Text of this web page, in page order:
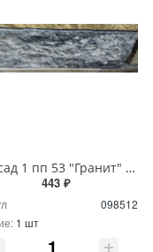
Палисад 1 пп 53 "Гранит" бело-серо-черный (40шт)
443 ₽
098512
1 шт